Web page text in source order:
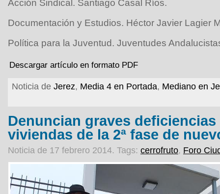
Acción Sindical. Santiago Casal Ríos.
Documentación y Estudios. Héctor Javier Lagier
Política para la Juventud. Juventudes
Descargar artículo en formato PDF
Noticia de Jerez, Media 4 en Portada, Mediano en
Denuncian graves deficiencias
viviendas de la 2ª fase de
Noticia de 17 febrero 2014. Tags: cerrofruto, Foro